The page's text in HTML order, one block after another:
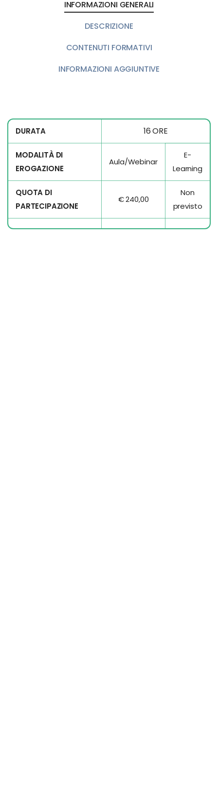
INFORMAZIONI GENERALI
DESCRIZIONE
CONTENUTI FORMATIVI
INFORMAZIONI AGGIUNTIVE
DURATA 16 ORE
MODALITÀ DI
EROGAZIONE
Aula/Webinar
E-
Learning
QUOTA DI
PARTECIPAZIONE
€ 240,00
Non
previsto